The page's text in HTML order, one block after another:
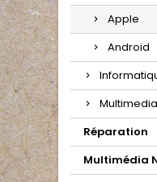
Apple
Android
Multimedia
Réparation
Multimédia